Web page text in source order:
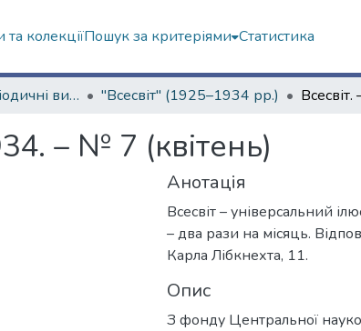
та колекціїПошук за критеріями Статистика
Харківські періодичні видання "Всесвіт" (1925–1934 рр.)
– № 7 (квітень)
Анотація
Всесвіт – універсальний
– два рази на місяць.
Карла Лібкнехта, 11.
Опис
З фонду Центральної